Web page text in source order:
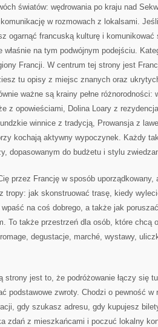
światów: wędrowania po kraju nad
w rozmowach z lokalsami.
ogarnąć francuską kulturę i
właśnie na tym podwójnym podejściu.
Francji. W centrum tej strony jest
tu opisy z miejsc znanych oraz
ważne są krainy pełne różnorodności:
z opowieściami, Dolina Loary z
winnice z tradycją, Prowansja z
kochają aktywny wypoczynek. Każdy
dopasowanym do budżetu i stylu
przez Francję w sposób
tropy: jak skonstruować trasę, kiedy
wpaść na coś dobrego, a także jak
To także przestrzeń dla osób, które chcą
degustacje, marché, wystawy,
strony jest to, że podróżowanie łączy się
podstawowe zwroty. Chodzi o pewność w
gdy szukasz adresu, gdy kupujesz
zdań z mieszkańcami i poczuć lokalny